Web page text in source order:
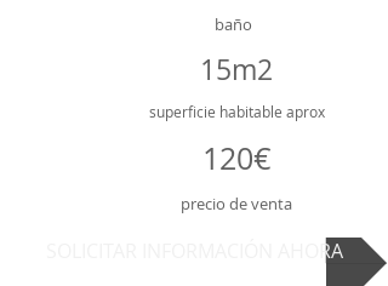
baño
15m2
superficie habitable aprox
120€
precio de venta
SOLICITAR INFORMACIÓN AHORA